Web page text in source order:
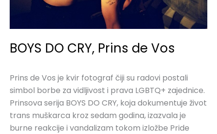
BOYS DO CRY, Prins de Vos
Prins de Vos je kvir fotograf čiji su radovi postali
simbol borbe za vidljivost i prava LGBTQ+ zajednice.
Prinsova serija BOYS DO CRY, koja dokumentuje život
trans muškarca kroz sedam godina, izazvala je
burne reakcije i vandalizam tokom izložbe Pride